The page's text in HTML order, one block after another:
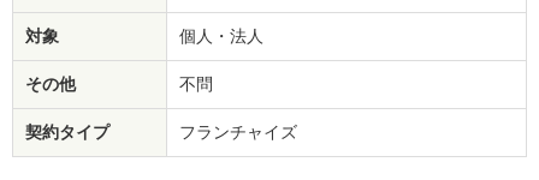
対象 個人・法人
その他 不問
契約タイプ フランチャイズ